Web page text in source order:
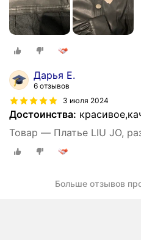
Дарья Е.
6 отзывов
3 июля 2024
Достоинства:
Товар — Платье LIU JO,
Больше отзывов